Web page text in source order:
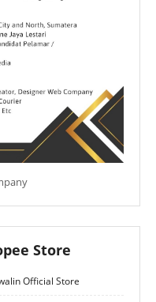
Store
Official Store